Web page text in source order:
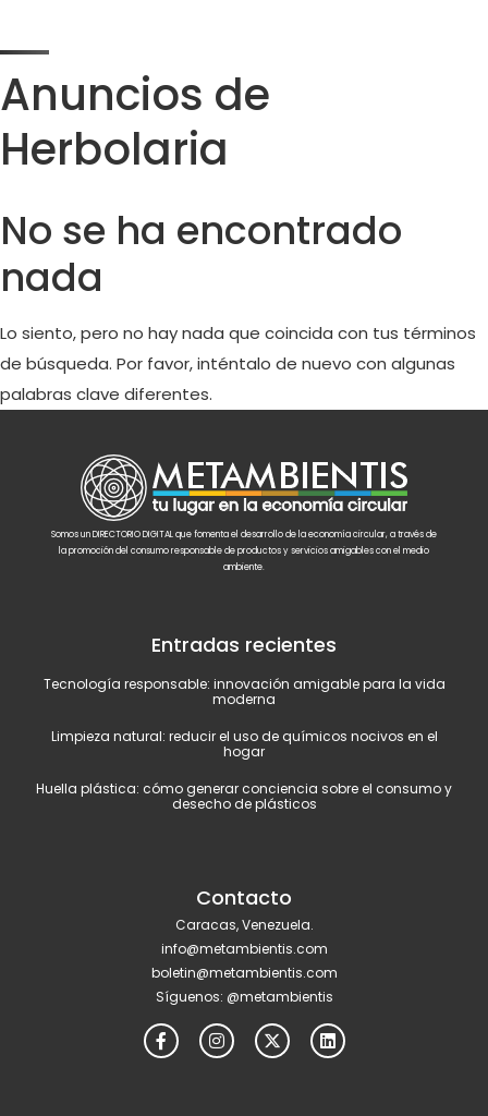
Anuncios de
Herbolaria
No se ha encontrado
nada
Lo siento, pero no hay nada que coincida con tus términos
de búsqueda. Por favor, inténtalo de nuevo con algunas
palabras clave diferentes.
Somos un DIRECTORIO DIGITAL que fomenta el desarrollo de la economía circular, a través de
la promoción del consumo responsable de productos y servicios amigables con el medio
ambiente.
Entradas recientes
Tecnología responsable: innovación amigable para la vida
moderna
Limpieza natural: reducir el uso de químicos nocivos en el
hogar
Huella plástica: cómo generar conciencia sobre el consumo y
desecho de plásticos
Contacto
Caracas, Venezuela.
info@metambientis.com
boletin@metambientis.com
Síguenos: @metambientis